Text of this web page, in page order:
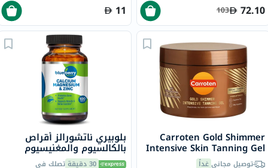
72.10
103
11
Carroten Gold Shimmer
Intensive Skin Tanning Gel
150mlتوصيل مجانيغداً
بلوبيري ناتشورالز أقراص
بالكالسيوم والمغنيسيوم
والزنك، 100 قطعة30 دقيقة تصلك في